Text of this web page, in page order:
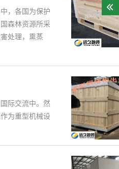
，各国为保护
森林资源所采
处理，熏蒸
际交流中。然
为重型机械设